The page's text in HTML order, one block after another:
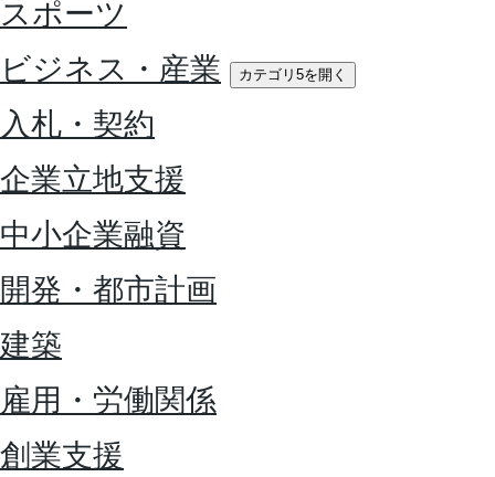
スポーツ
ビジネス・産業
カテゴリ5を開く
入札・契約
企業立地支援
中小企業融資
開発・都市計画
建築
雇用・労働関係
創業支援